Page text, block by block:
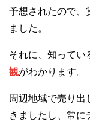
予想されたので、
ました。
それに、知ってい
観がわかります。
周辺地域で売り出
きましたし、常に